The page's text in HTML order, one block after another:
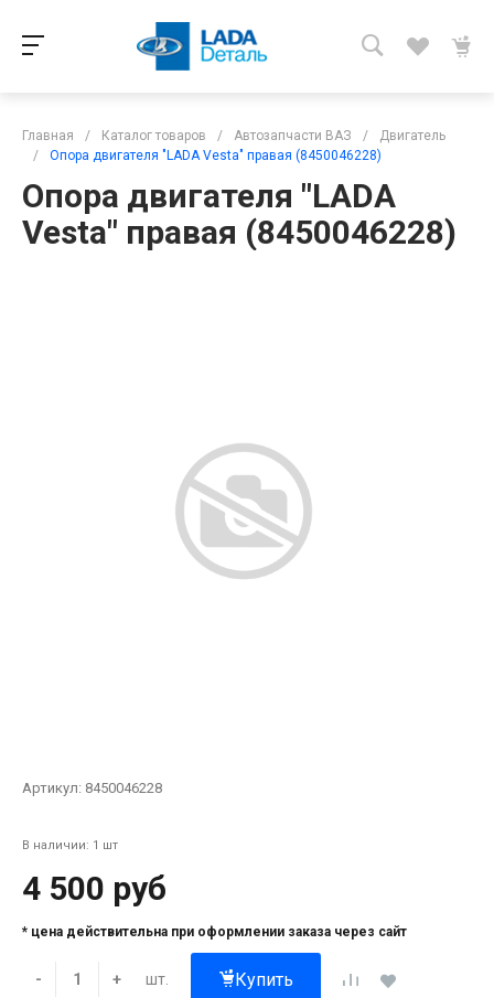
Главная / Каталог товаров / Автозапчасти ВАЗ /
Двигатель
/
Опора двигателя "LADA Vesta" правая (8450046228)
Опора двигателя "LADA
Vesta" правая (8450046228)
Артикул: 8450046228
В наличии: 1 шт
4 500 руб
* цена действительна при оформлении заказа через сайт
- + шт. Купить